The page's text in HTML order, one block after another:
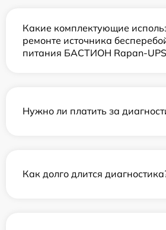
Какие комплектующие
ремонте источника
питания БАСТИОН Rapan-
Нужно ли платить за
Как долго длится